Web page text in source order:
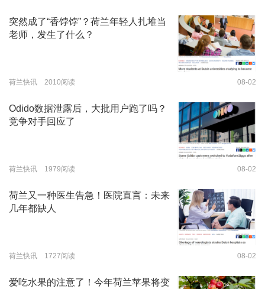
突然成了“香饽饽”？荷兰年轻人扎堆当
老师，发生了什么？
荷兰快讯 2010阅读 08-02
Odido数据泄露后，大批用户跑了吗？
竞争对手回应了
荷兰快讯 1979阅读 08-02
荷兰又一种医生告急！医院直言：未来
几年都缺人
荷兰快讯 1727阅读 08-02
爱吃水果的注意了！今年荷兰苹果将变